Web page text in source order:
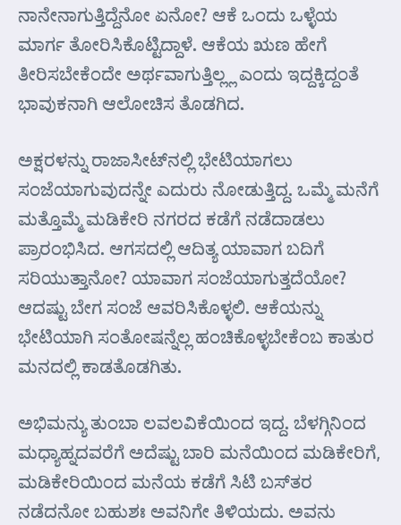
ನಾನೇನಾಗುತ್ತಿದ್ದೆನೋ ಏನೋ? ಆಕೆ ಒಂದು ಒಳ್ಳೆಯ
ಮಾರ್ಗ ತೋರಿಸಿಕೊಟ್ಟಿದ್ದಾಳೆ. ಆಕೆಯ ಋಣ ಹೇಗೆ
ತೀರಿಸಬೇಕೆಂದೇ ಅರ್ಥವಾಗುತ್ತಿಲ್ಲ್ಲ ಎಂದು ಇದ್ದಕ್ಕಿದ್ದಂತೆ
ಭಾವುಕನಾಗಿ ಆಲೋಚಿಸ ತೊಡಗಿದ.
ಅಕ್ಷರಳನ್ನು ರಾಜಾಸೀಟ್‌ನಲ್ಲಿ ಭೇಟಿಯಾಗಲು
ಸಂಜೆಯಾಗುವುದನ್ನೇ ಎದುರು ನೋಡುತ್ತಿದ್ದ. ಒಮ್ಮೆ ಮನೆಗೆ
ಮತ್ತೊಮ್ಮೆ ಮಡಿಕೇರಿ ನಗರದ ಕಡೆಗೆ ನಡೆದಾಡಲು
ಪ್ರಾರಂಭಿಸಿದ. ಆಗಸದಲ್ಲಿ ಆದಿತ್ಯ ಯಾವಾಗ ಬದಿಗೆ
ಸರಿಯುತ್ತಾನೋ? ಯಾವಾಗ ಸಂಜೆಯಾಗುತ್ತದೆಯೋ?
ಆದಷ್ಟು ಬೇಗ ಸಂಜೆ ಆವರಿಸಿಕೊಳ್ಳಲಿ. ಆಕೆಯನ್ನು
ಭೇಟಿಯಾಗಿ ಸಂತೋಷನ್ನೆಲ್ಲ ಹಂಚಿಕೊಳ್ಳಬೇಕೆಂಬ ಕಾತುರ
ಮನದಲ್ಲಿ ಕಾಡತೊಡಗಿತು.
ಅಭಿಮನ್ಯು ತುಂಬಾ ಲವಲವಿಕೆಯಿಂದ ಇದ್ದ. ಬೆಳಗ್ಗಿನಿಂದ
ಮಧ್ಯಾಹ್ನದವರೆಗೆ ಅದೆಷ್ಟು ಬಾರಿ ಮನೆಯಿಂದ ಮಡಿಕೇರಿಗೆ,
ಮಡಿಕೇರಿಯಿಂದ ಮನೆಯ ಕಡೆಗೆ ಸಿಟಿ ಬಸ್‌ತರ
ನಡೆದನೋ ಬಹುಶಃ ಅವನಿಗೇ ತಿಳಿಯದು. ಅವನು